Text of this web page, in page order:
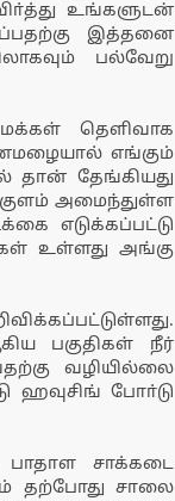
உங்களுடன்
இத்தனை
பல்வேறு
மக்கள் தௌிவாக
எங்கும்
தான் தேங்கியது
குளம் அமைந்துள்ள
எடுக்கப்பட்டு
உள்ளது அங்கு
பகுதிகள் நீர்
வழியில்லை
ஹவுசிங் போா்டு
பாதாள சாக்கடை
தற்போது சாலை